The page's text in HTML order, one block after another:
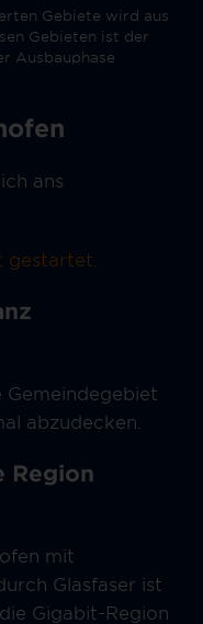
Gebiete wird aus
Gebieten ist der
Ausbauphase
ans
gestartet.
Gemeindegebiet
abzudecken.
Region
mit
Glasfaser ist
Gigabit-Region